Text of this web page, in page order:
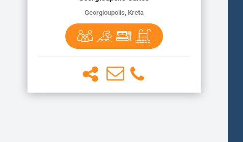
Georgioupolis, Kreta